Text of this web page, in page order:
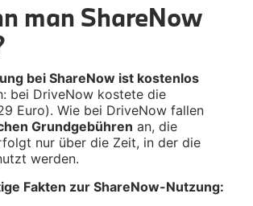
Gepäck
& Information
man ShareNow
bei ShareNow ist kostenlos
bei DriveNow kostete die
Grundgebühren an, die
nur über die Zeit, in der die
werden.
Fakten zur ShareNow-Nutzung: